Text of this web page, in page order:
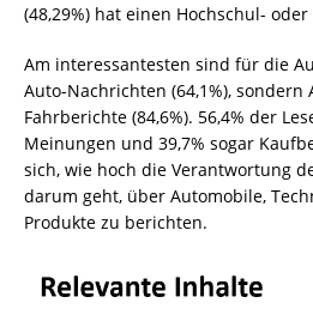
(48,29%) hat einen Hochschul-
Am interessantesten sind für die
Auto-Nachrichten (64,1%), sondern
Fahrberichte (84,6%). 56,4% der
Meinungen und 39,7% sogar
sich, wie hoch die Verantwortung
darum geht, über Automobile,
Produkte zu berichten.